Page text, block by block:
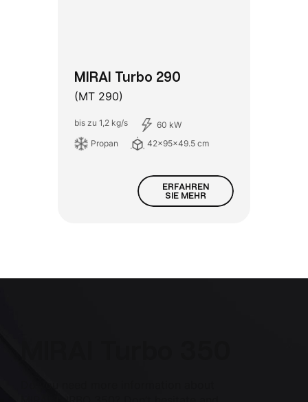
MIRAI Turbo 290
(MT 290)
bis zu 1,2 kg/s
60 kW
Propan
42x95x49.5 cm
ERFAHREN
SIE MEHR